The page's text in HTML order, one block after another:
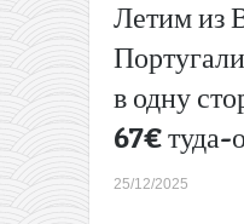
Летим из
в одну
67€ туда-
25/12/2025